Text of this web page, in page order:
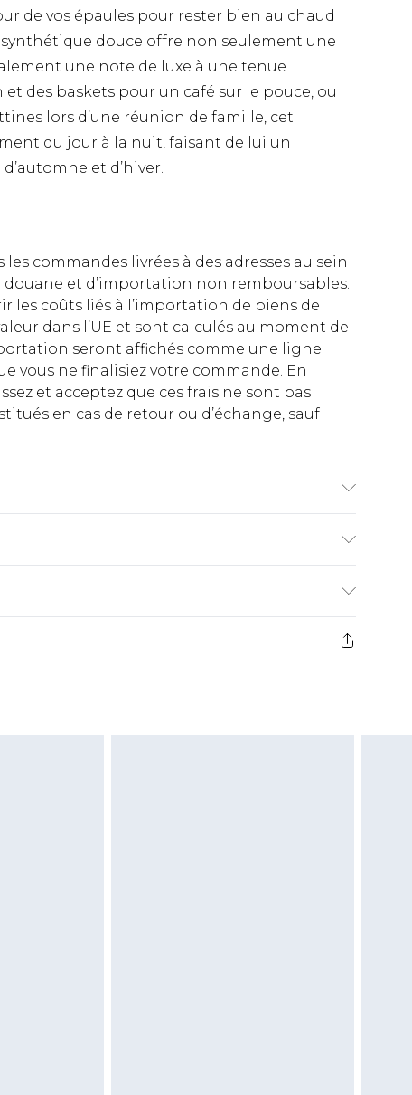
de vos épaules pour rester bien au chaud
synthétique douce offre non seulement une
une note de luxe à une tenue
des baskets pour un café sur le pouce, ou
lors d’une réunion de famille, cet
du jour à la nuit, faisant de lui un
et d’hiver.
commandes livrées à des adresses au sein
douane et d’importation non remboursables.
les coûts liés à l’importation de biens de
dans l’UE et sont calculés au moment de
seront affichés comme une ligne
vous ne finalisiez votre commande. En
et acceptez que ces frais ne sont pas
en cas de retour ou d’échange, sauf
€2.99
€9.99